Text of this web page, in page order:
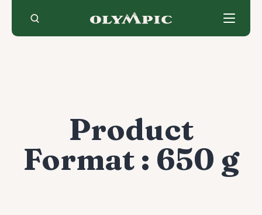
content
Product
Format : 650 g